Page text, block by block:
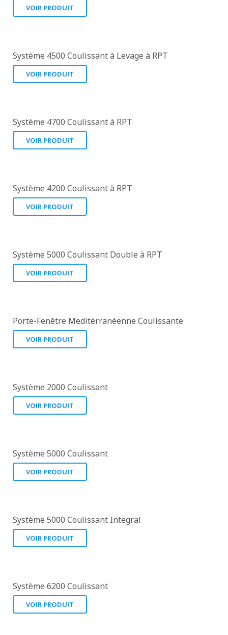
VOIR PRODUIT
Système 4500 Coulissant à Levage à RPT
VOIR PRODUIT
Système 4700 Coulissant à RPT
VOIR PRODUIT
Système 4200 Coulissant à RPT
VOIR PRODUIT
Système 5000 Coulissant Double à RPT
VOIR PRODUIT
Porte-Fenêtre Meditérranéenne Coulissante
VOIR PRODUIT
Système 2000 Coulissant
VOIR PRODUIT
Système 5000 Coulissant
VOIR PRODUIT
Système 5000 Coulissant Integral
VOIR PRODUIT
Système 6200 Coulissant
VOIR PRODUIT